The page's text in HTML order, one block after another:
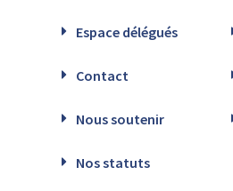
Espace délégués
Contact
Nous soutenir
Nos statuts